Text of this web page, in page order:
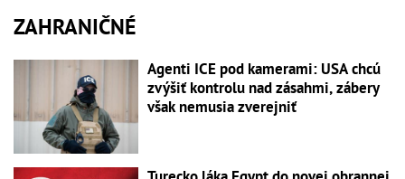
ZAHRANIČNÉ
Agenti ICE pod kamerami: USA chcú
zvýšiť kontrolu nad zásahmi, zábery
však nemusia zverejniť